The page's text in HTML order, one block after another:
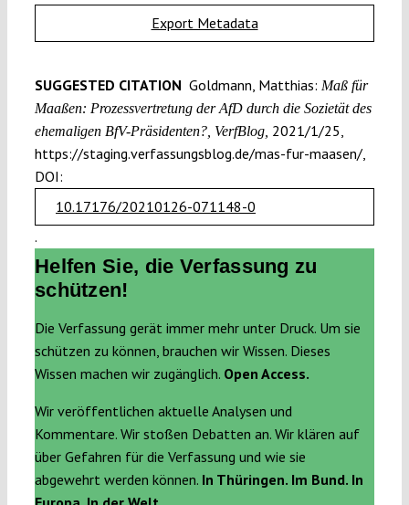
Export Metadata
SUGGESTED CITATION Goldmann, Matthias: Maß für
Maaßen: Prozessvertretung der AfD durch die Sozietät des
ehemaligen BfV-Präsidenten?, VerfBlog, 2021/1/25,
https://staging.verfassungsblog.de/mas-fur-maasen/,
DOI:
10.17176/20210126-071148-0
.
Helfen Sie, die Verfassung zu
schützen!
Die Verfassung gerät immer mehr unter Druck. Um sie
schützen zu können, brauchen wir Wissen. Dieses
Wissen machen wir zugänglich. Open Access.
Wir veröffentlichen aktuelle Analysen und
Kommentare. Wir stoßen Debatten an. Wir klären auf
über Gefahren für die Verfassung und wie sie
abgewehrt werden können. In Thüringen. Im Bund. In